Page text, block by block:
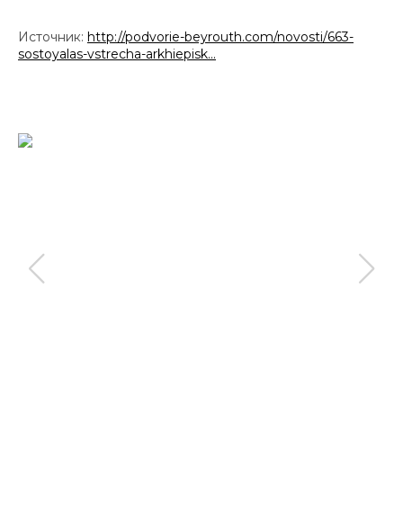
Источник: http://podvorie-beyrouth.com/novosti/663-
sostoyalas-vstrecha-arkhiepisk…